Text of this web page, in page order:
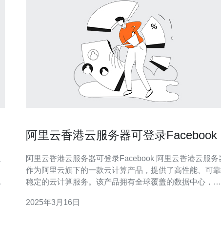
阿里云香港云服务器可登录Facebook
阿里云香港云服务器可登录Facebook 阿里云香港云服务器
作为阿里云旗下的一款云计算产品，提供了高性能、可靠
稳定的云计算服务。该产品拥有全球覆盖的数据中心，包
由于众所周知的原因，中国大陆地区的用户无法直
2025年3月16日